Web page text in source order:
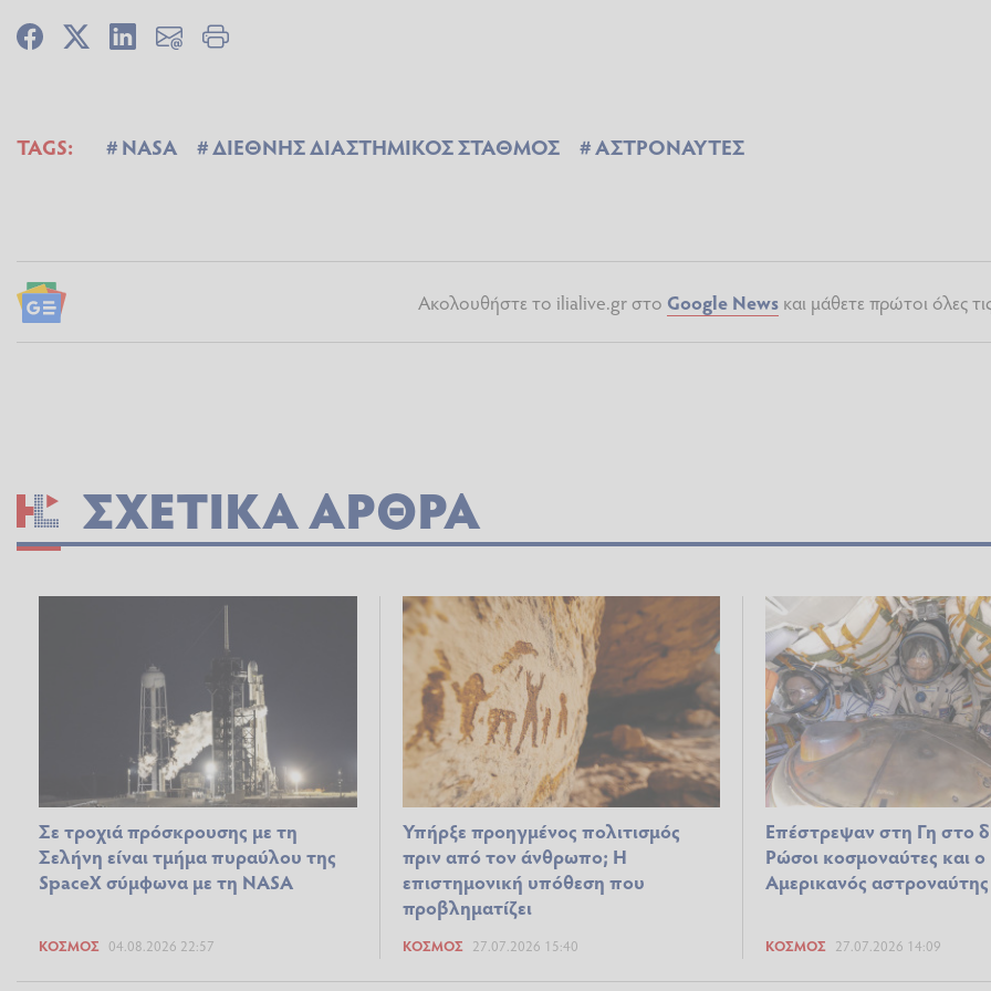
TAGS: NASA ΔΙΕΘΝΗΣ ΔΙΑΣΤΗΜΙΚΟΣ ΣΤΑΘΜΟΣ ΑΣΤΡΟΝΑΥΤΕΣ
Ακολουθήστε το ilialive.gr στο Google Newsκαι μάθετε πρώτοι όλες
ΣΧΕΤΙΚΆ ΆΡΘΡΑ
Σε τροχιά πρόσκρουσης με τη
Σελήνη είναι τμήμα πυραύλου της
SpaceX σύμφωνα με τη NASA
ΚΌΣΜΟΣ 04.08.2026 22:57
Υπήρξε προηγμένος πολιτισμός
πριν από τον άνθρωπο; Η
επιστημονική υπόθεση που
προβληματίζει
ΚΌΣΜΟΣ 27.07.2026 15:40
Επέστρεψαν στη Γη στο
Ρώσοι κοσμοναύτες και ο
Αμερικανός αστροναύτης
ΚΌΣΜΟΣ 27.07.2026 14:09